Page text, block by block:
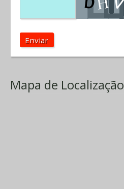
Enviar
Mapa de Localização